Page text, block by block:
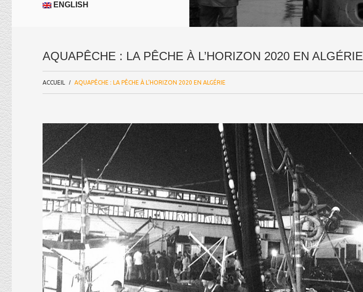
ENGLISH
AQUAPÊCHE : LA PÊCHE À L’HORIZON 2020 EN ALGÉRIE
ACCUEIL AQUAPÊCHE : LA PÊCHE À L’HORIZON 2020 EN ALGÉRIE